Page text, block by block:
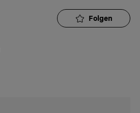
Folgen